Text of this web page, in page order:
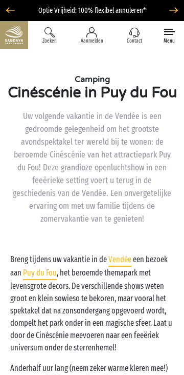
Optie Vrijheid: 100% flexibel annuleren*
Zoeken Aanmelden Contact Menu
Camping
Cinéscénie in Puy du Fou
Uw volgende vakantie in de Vendée is een
gedroomde gelegenheid om het grootste
avondspektakel ter wereld bij te wonen: de
beroemde Cinéscénie van het attractiepark Puy
du Fou! Deze grandioze openluchtshow in een
feeërieke setting voert u terug in de
geschiedenis van de Vendée. Een onvergetelijke
ervaring om met uw familie tijdens de
zomervakantie van te genieten!
Breng tijdens uw vakantie in deVendéeeen bezoek
aan Puy du Fou, het beroemde themapark met
levensgrote decors. De verschillende shows weten
groot en klein sowieso te bekoren, maar vooral het
spektakel dat na zonsondergang opgevoerd wordt,
dompelt het park onder in een magische sfeer. Laat u
door de Cinéscénie meevoeren naar een feeëriek
universum onder de sterrenhemel!
Anderhalf uur lang (neem zeker warme kleren mee!)